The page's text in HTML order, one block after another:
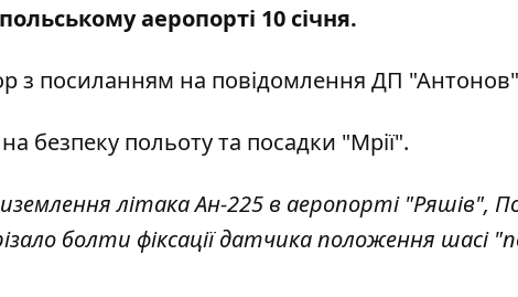
аеропорті 10 січня.
з посиланням на повідомлення ДП
безпеку польоту та посадки "Мрії".
літака Ан-225 в аеропорті "Ряшів",
болти фіксації датчика положення шасі